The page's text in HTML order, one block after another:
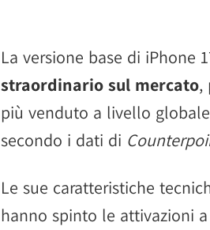
La versione base di iPhone
straordinario sul mercato,
più venduto a livello
secondo i dati di
Le sue caratteristiche
hanno spinto le attivazioni